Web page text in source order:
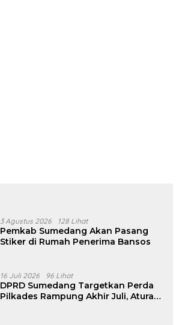
3 Agustus 2026 128 Lihat
Pemkab Sumedang Akan Pasang
Stiker di Rumah Penerima Bansos
16 Juli 2026 96 Lihat
DPRD Sumedang Targetkan Perda
Pilkades Rampung Akhir Juli, Aturan